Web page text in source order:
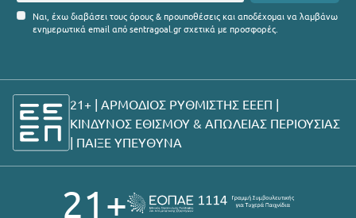
Ναι, έχω διαβάσει τους όρους & προυποθέσεις και αποδέχομαι να λαμβάνω
ενημερωτικά email από sentragoal.gr σχετικά με προσφορές.
21+ | ΑΡΜΟΔΙΟΣ ΡΥΘΜΙΣΤΗΣ ΕΕΕΠ |
ΚΙΝΔΥΝΟΣ ΕΘΙΣΜΟΥ & ΑΠΩΛΕΙΑΣ ΠΕΡΙΟΥΣΙΑΣ
| ΠΑΙΞΕ ΥΠΕΥΘΥΝΑ
21+